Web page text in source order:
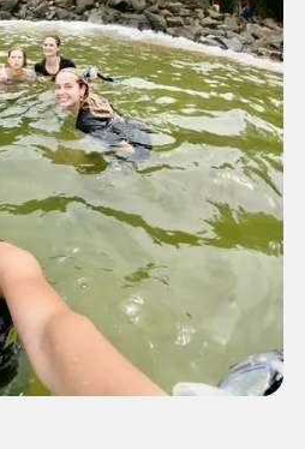
desember til april kan
av strendene
for å legge egg.
diverse marine- og
Dette kan blant annet
ved elver og
Du får også
og mangrove, delta i
produksjon av
lages av brukt plastikk.
miljøet og